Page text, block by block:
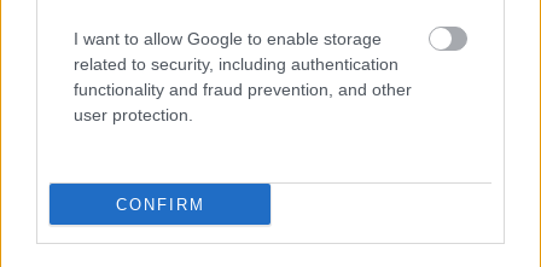
I want to allow Google to enable storage
related to security, including authentication
functionality and fraud prevention, and other
user protection.
CONFIRM
A BME vízmérnöke szerint a Paksi Atomerőmű helyzetére sem
jelentene automatikus megoldást egy új dunai vízlépcső - a jövő
vízgazdálkodását pedig már a klímamodellekre kell alapozni.